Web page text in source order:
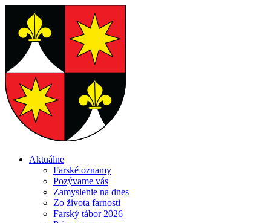
Aktuálne
Farské oznamy
Pozývame vás
Zamyslenie na dnes
Zo života farnosti
Farský tábor 2026